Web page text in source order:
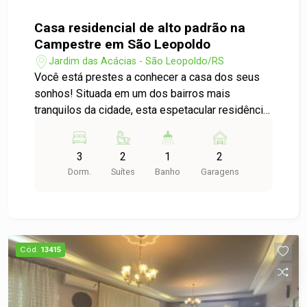
Casa residencial de alto padrão na
Campestre em São Leopoldo
Jardim das Acácias - São Leopoldo/RS
Você está prestes a conhecer a casa dos seus
sonhos! Situada em um dos bairros mais
tranquilos da cidade, esta espetacular residência
praticidade em 264,00m² de puro charme. Ao
entrar, você será recebido por ambientes
integrados que criam uma atmosfera acolhedora
espaços. A sala de estar e a cozinha se
conectam de maneira fluida, perfeita para receber
amigos e familiares. Com 2 suítes, incluindo uma
suíte master de tirar o fôlego, você terá todo o
3
Dorm.
2
Suítes
1
Banho
2
Garagens
Cód. 13415